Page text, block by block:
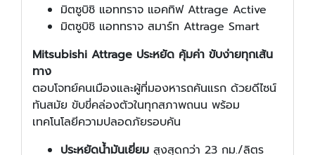
มิตซูบิชิ แอททราจ แอคทิฟ Attrage Active
มิตซูบิชิ แอททราจ สมาร์ท Attrage Smart
Mitsubishi Attrage ประหยัด คุ้มค่า ขับง่ายทุกเส้น
ทาง
ตอบโจทย์คนเมืองและผู้ที่มองหารถคันแรก ด้วยดีไซน์
ทันสมัย ขับขี่คล่องตัวในทุกสภาพถนน พร้อม
เทคโนโลยีความปลอดภัยรอบคัน
ประหยัดน้ำมันเยี่ยม สูงสุดกว่า 23 กม./ลิตร